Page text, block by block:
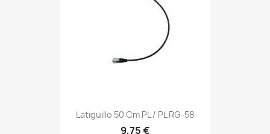
Latiguillo 50 Cm PL / PL RG-58
9,75 €